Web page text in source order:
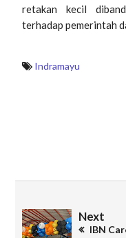
retakan kecil
terhadap pemerintah
Indramayu
Next
IBN